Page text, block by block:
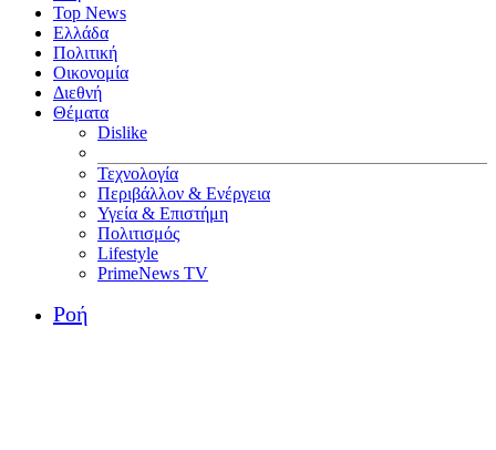
Top News
Ελλάδα
Πολιτική
Οικονομία
Διεθνή
Θέματα
Dislike
Τεχνολογία
Περιβάλλον & Ενέργεια
Υγεία & Επιστήμη
Πολιτισμός
Lifestyle
PrimeNews TV
Ροή